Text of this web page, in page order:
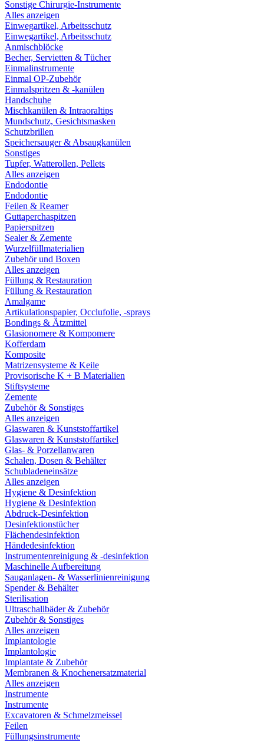
Sonstige Chirurgie-Instrumente
Alles anzeigen
Einwegartikel, Arbeitsschutz
Einwegartikel, Arbeitsschutz
Anmischblöcke
Becher, Servietten & Tücher
Einmalinstrumente
Einmal OP-Zubehör
Einmalspritzen & -kanülen
Handschuhe
Mischkanülen & Intraoraltips
Mundschutz, Gesichtsmasken
Schutzbrillen
Speichersauger & Absaugkanülen
Sonstiges
Tupfer, Watterollen, Pellets
Alles anzeigen
Endodontie
Endodontie
Feilen & Reamer
Guttaperchaspitzen
Papierspitzen
Sealer & Zemente
Wurzelfüllmaterialien
Zubehör und Boxen
Alles anzeigen
Füllung & Restauration
Füllung & Restauration
Amalgame
Artikulationspapier, Occlufolie, -sprays
Bondings & Ätzmittel
Glasionomere & Kompomere
Kofferdam
Komposite
Matrizensysteme & Keile
Provisorische K + B Materialien
Stiftsysteme
Zemente
Zubehör & Sonstiges
Alles anzeigen
Glaswaren & Kunststoffartikel
Glaswaren & Kunststoffartikel
Glas- & Porzellanwaren
Schalen, Dosen & Behälter
Schubladeneinsätze
Alles anzeigen
Hygiene & Desinfektion
Hygiene & Desinfektion
Abdruck-Desinfektion
Desinfektionstücher
Flächendesinfektion
Händedesinfektion
Instrumentenreinigung & -desinfektion
Maschinelle Aufbereitung
Sauganlagen- & Wasserlinienreinigung
Spender & Behälter
Sterilisation
Ultraschallbäder & Zubehör
Zubehör & Sonstiges
Alles anzeigen
Implantologie
Implantologie
Implantate & Zubehör
Membranen & Knochenersatzmaterial
Alles anzeigen
Instrumente
Instrumente
Excavatoren & Schmelzmeissel
Feilen
Füllungsinstrumente